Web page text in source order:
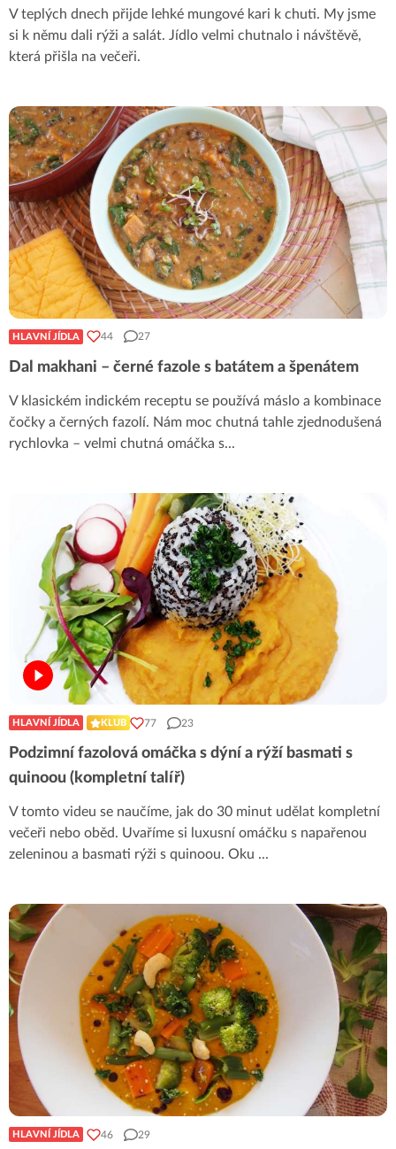
V teplých dnech přijde lehké mungové kari k chuti. My jsme
si k němu dali rýži a salát. Jídlo velmi chutnalo i návštěvě,
která přišla na večeři.
HLAVNÍ JÍDLA 44 27
Dal makhani – černé fazole s batátem a špenátem
V klasickém indickém receptu se používá máslo a kombinace
čočky a černých fazolí. Nám moc chutná tahle zjednodušená
rychlovka – velmi chutná omáčka s...
HLAVNÍ JÍDLA KLUB 77 23
Podzimní fazolová omáčka s dýní a rýží basmati s
quinoou (kompletní talíř)
V tomto videu se naučíme, jak do 30 minut udělat kompletní
večeři nebo oběd. Uvaříme si luxusní omáčku s napařenou
zeleninou a basmati rýži s quinoou. Oku ...
HLAVNÍ JÍDLA 46 29